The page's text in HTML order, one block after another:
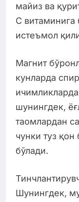
майиз ва
C витаминига
истеъмол
Магнит
кунларда
шунингдек,
таомлардан
чунки туз
бўлади.
Шунингдек,